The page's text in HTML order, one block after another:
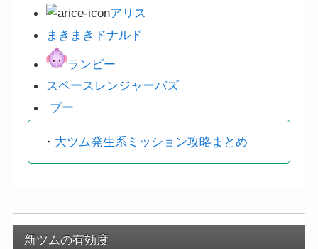
アリス
まきまきドナルド
ランピー
スペースレンジャーバズ
ブー
・ 大ツム発生系ミッション攻略まとめ
新ツムの有効度